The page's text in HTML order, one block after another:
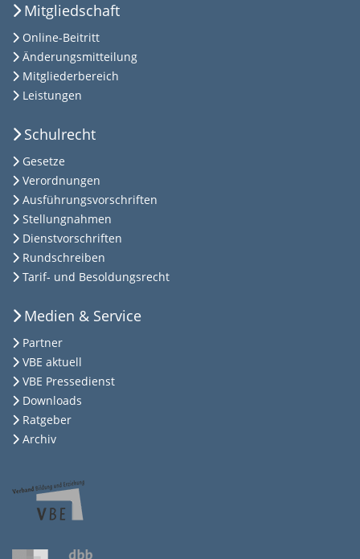
Mitgliedschaft
Online-Beitritt
Änderungsmitteilung
Mitgliederbereich
Leistungen
Schulrecht
Gesetze
Verordnungen
Ausführungsvorschriften
Stellungnahmen
Dienstvorschriften
Rundschreiben
Tarif- und Besoldungsrecht
Medien & Service
Partner
VBE aktuell
VBE Pressedienst
Downloads
Ratgeber
Archiv